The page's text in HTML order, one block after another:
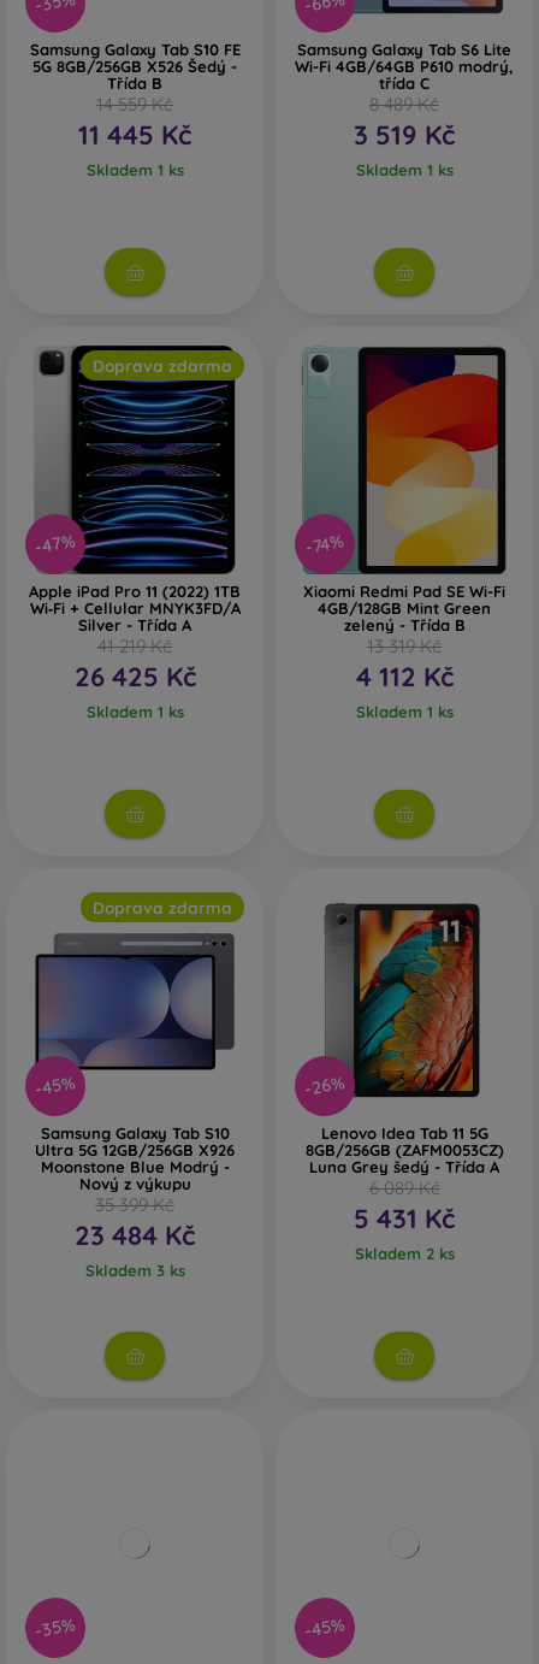
Samsung Galaxy Tab S10 FE
5G 8GB/256GB X526 Šedý -
Třída B
14 559 Kč
11 445 Kč
Skladem 1 ks
Samsung Galaxy Tab S6 Lite
Wi-Fi 4GB/64GB P610 modrý,
třída C
8 489 Kč
3 519 Kč
Skladem 1 ks
-47%
Doprava zdarma
Apple iPad Pro 11 (2022) 1TB
Wi‑Fi + Cellular MNYK3FD/A
Silver - Třída A
41 219 Kč
26 425 Kč
Skladem 1 ks
-74%
Xiaomi Redmi Pad SE Wi-Fi
4GB/128GB Mint Green
zelený - Třída B
13 319 Kč
4 112 Kč
Skladem 1 ks
-45%
Doprava zdarma
Samsung Galaxy Tab S10
Ultra 5G 12GB/256GB X926
Moonstone Blue Modrý -
Nový z výkupu
35 399 Kč
23 484 Kč
Skladem 3 ks
-26%
Lenovo Idea Tab 11 5G
8GB/256GB (ZAFM0053CZ)
Luna Grey šedý - Třída A
6 089 Kč
5 431 Kč
Skladem 2 ks
-35% -45%